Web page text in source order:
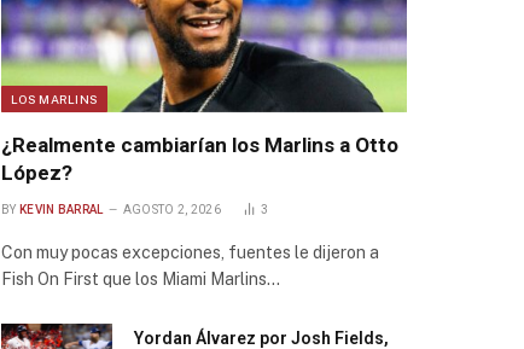
LOS MARLINS
¿Realmente cambiarían los Marlins a Otto
López?
BY KEVIN BARRAL AGOSTO 2, 2026 3
Con muy pocas excepciones, fuentes le dijeron a
Fish On First que los Miami Marlins…
Yordan Álvarez por Josh Fields,